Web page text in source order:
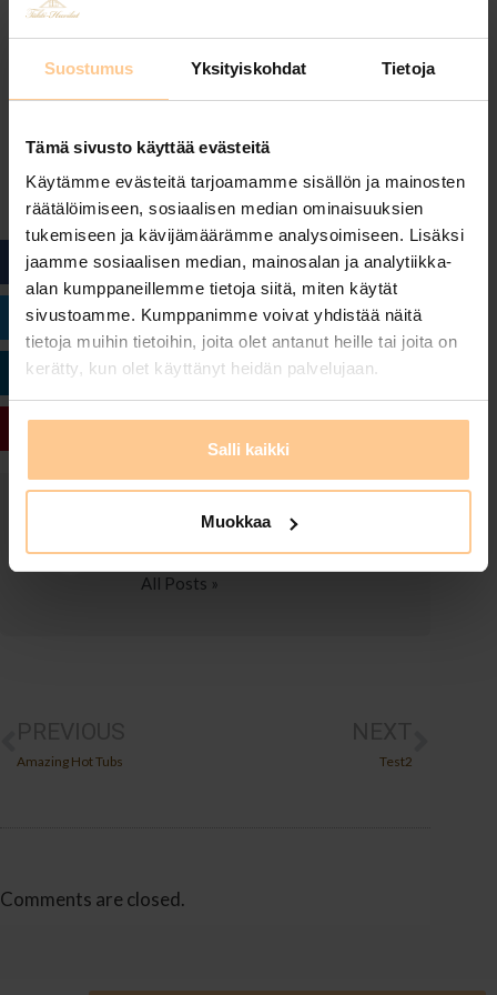
Suostumus Yksityiskohdat Tietoja
Tämä sivusto käyttää evästeitä
Käytämme evästeitä tarjoamamme sisällön ja mainosten
räätälöimiseen, sosiaalisen median ominaisuuksien
tukemiseen ja kävijämäärämme analysoimiseen. Lisäksi
jaamme sosiaalisen median, mainosalan ja analytiikka-
alan kumppaneillemme tietoja siitä, miten käytät
sivustoamme. Kumppanimme voivat yhdistää näitä
tietoja muihin tietoihin, joita olet antanut heille tai joita on
kerätty, kun olet käyttänyt heidän palvelujaan.
Salli kaikki
Muokkaa
Amazing stuff, really recommended
FACEBOOK
TWITTER
LINKEDIN
OMAR BAKR
All Posts »
Amazing Hot Tubs Test2
Comments are closed.